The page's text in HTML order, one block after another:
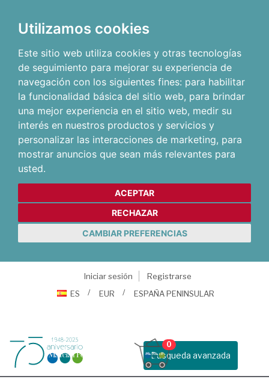
Utilizamos cookies
Este sitio web utiliza cookies y otras tecnologías
de seguimiento para mejorar su experiencia de
navegación con los siguientes fines: para habilitar
la funcionalidad básica del sitio web, para brindar
una mejor experiencia en el sitio web, medir su
interés en nuestros productos y servicios y
personalizar las interacciones de marketing, para
mostrar anuncios que sean más relevantes para
usted.
ACEPTAR
RECHAZAR
CAMBIAR PREFERENCIAS
Iniciar sesión
Registrarse
ES
EUR ESPAÑA PENINSULAR
Busqueda avanzada
0